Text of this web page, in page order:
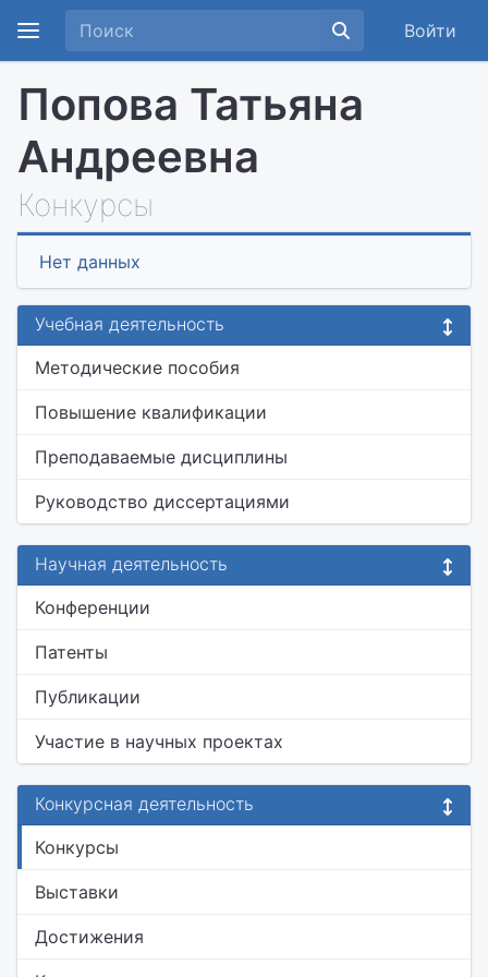
Войти
Попова Татьяна
Андреевна
Конкурсы
Нет данных
Учебная деятельность
Методические пособия
Повышение квалификации
Преподаваемые дисциплины
Руководство диссертациями
Научная деятельность
Конференции
Патенты
Публикации
Участие в научных проектах
Конкурсная деятельность
Конкурсы
Выставки
Достижения